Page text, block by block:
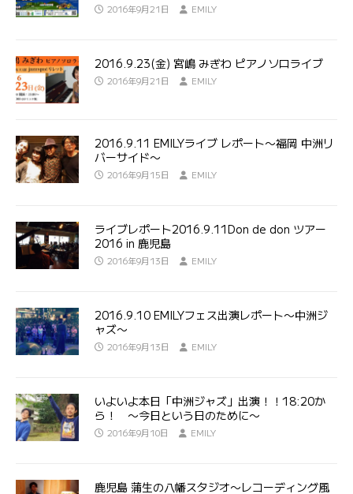
2016年9月21日 EMILY
2016.9.23(金) 宮嶋 みぎわ ピアノソロライブ
2016年9月21日 EMILY
2016.9.11 EMILYライブ レポート〜福岡 中洲リ
バーサイド〜
2016年9月15日 EMILY
ライブレポート2016.9.11Don de don ツアー
2016 in 鹿児島
2016年9月13日 EMILY
2016.9.10 EMILYフェス出演レポート〜中洲ジ
ャズ〜
2016年9月13日 EMILY
いよいよ本日「中洲ジャズ」出演！！18:20か
ら！ 〜今日という日のために〜
2016年9月10日 EMILY
鹿児島 蒲生の八幡スタジオ〜レコーディング風